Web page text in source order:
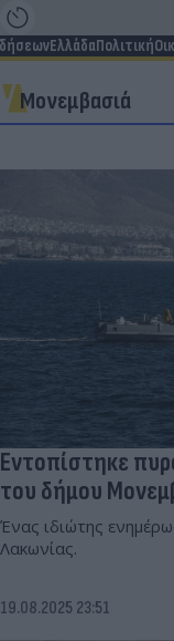
ΕλλάδαΠολιτική
Μονεμβασιά
Εντοπίστηκε
του δήμου
Ένας ιδιώτης
Λακωνίας.
19.08.2025 23:51